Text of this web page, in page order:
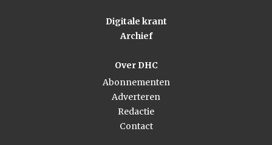
Digitale krant
Archief
Over DHC
Abonnementen
Adverteren
Redactie
Contact